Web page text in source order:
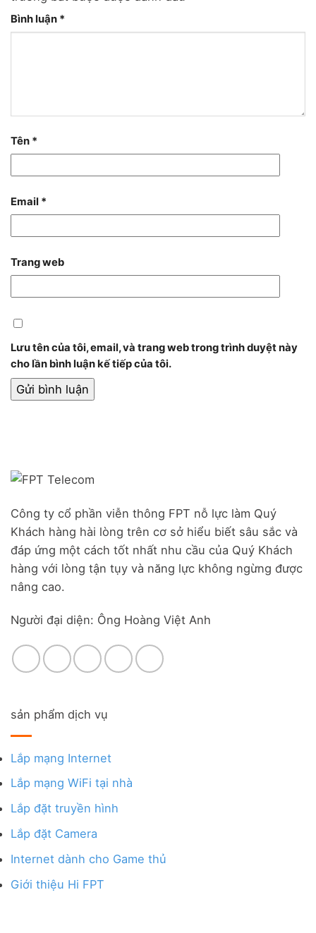
Bình luận *
Tên *
Email *
Trang web
Lưu tên của tôi, email, và trang web trong trình duyệt này
cho lần bình luận kế tiếp của tôi.
Công ty cổ phần viễn thông FPT nỗ lực làm Quý
Khách hàng hài lòng trên cơ sở hiểu biết sâu sắc và
đáp ứng một cách tốt nhất nhu cầu của Quý Khách
hàng với lòng tận tụy và năng lực không ngừng được
nâng cao.
Người đại diện: Ông Hoàng Việt Anh
sản phẩm dịch vụ
Lắp mạng Internet
Lắp mạng WiFi tại nhà
Lắp đặt truyền hình
Lắp đặt Camera
Internet dành cho Game thủ
Giới thiệu Hi FPT